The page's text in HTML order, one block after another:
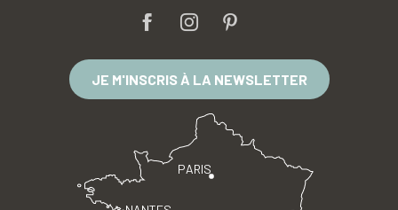
JE M'INSCRIS À LA NEWSLETTER
PARIS